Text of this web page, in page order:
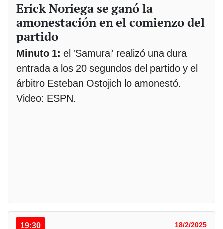
Erick Noriega se ganó la
amonestación en el comienzo del
partido
Minuto 1: el 'Samurai' realizó una dura
entrada a los 20 segundos del partido y el
árbitro Esteban Ostojich lo amonestó.
Video: ESPN.
19:30 18/2/2025